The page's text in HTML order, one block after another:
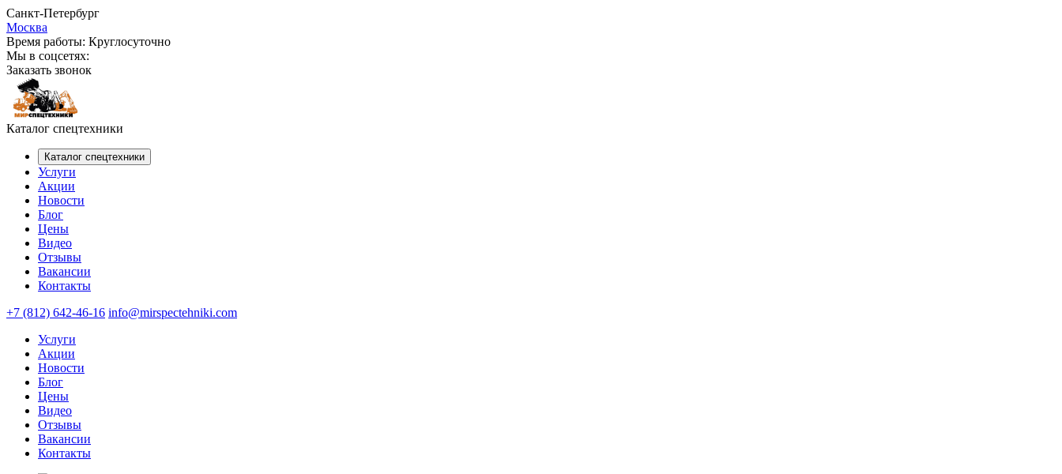
Санкт-Петербург
Москва
Время работы: Круглосуточно
Мы в соцсетях:
Заказать звонок
Каталог спецтехники
Каталог спецтехники
Услуги
Акции
Новости
Блог
Цены
Видео
Отзывы
Вакансии
Контакты
+7 (812) 642-46-16 info@mirspectehniki.com
Услуги
Акции
Новости
Блог
Цены
Видео
Отзывы
Вакансии
Контакты